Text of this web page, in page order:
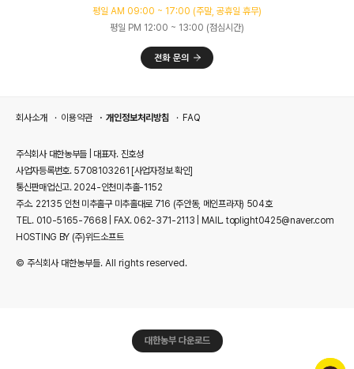
평일 AM 09:00 ~ 17:00 (주말, 공휴일 휴무)
평일 PM 12:00 ~ 13:00 (점심시간)
회사소개 이용약관 개인정보처리방침 FAQ
주식회사 대한농부들 | 대표자. 진호성
사업자등록번호. 5708103261 [사업자정보 확인]
통신판매업신고. 2024-인천미추홀-1152
주소. 22135 인천 미추홀구 미추홀대로 716 (주안동, 메인프라자) 504호
TEL. 010-5165-7668 | FAX. 062-371-2113 | MAIL. toplight0425@naver.com
HOSTING BY (주)위드소프트
© 주식회사 대한농부들. All rights reserved.
대한농부 다운로드